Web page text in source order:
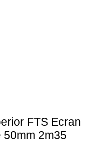
FTS Ecran
2m35